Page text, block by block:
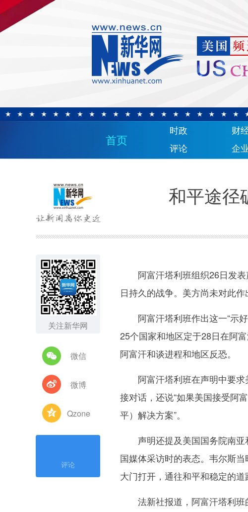
首页
时政 财
评论
企
和平途径
关注新华网
微信
微博
Qzone
评论
阿富汗塔利班组织26日发表
日持久的战争。美方尚未对此作
阿富汗塔利班作出这一“示好
25个国家和地区定于28日在阿
阿富汗和谈进程和地区反恐。
阿富汗塔利班在声明中要求
接对话，还说“如果美国接受阿
平）解决方案”。
声明还提及美国国务院南亚
国媒体采访时的表态。韦尔斯
大门打开，通往和平和稳定的道
法新社报道，阿富汗塔利班